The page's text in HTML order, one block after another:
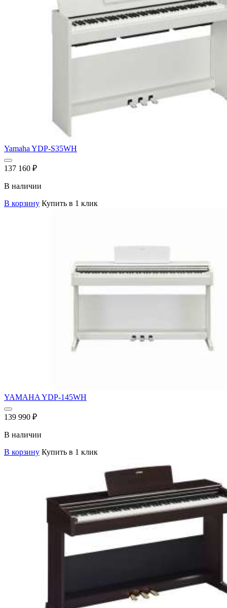
Yamaha YDP-S35WH
137 160 ₽
В наличии
В корзину Купить в 1 клик
YAMAHA YDP-145WH
139 990 ₽
В наличии
В корзину Купить в 1 клик